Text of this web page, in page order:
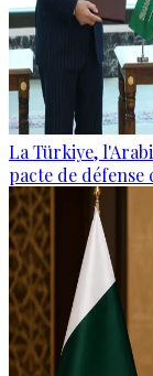
La Türkiye,
pacte de défense